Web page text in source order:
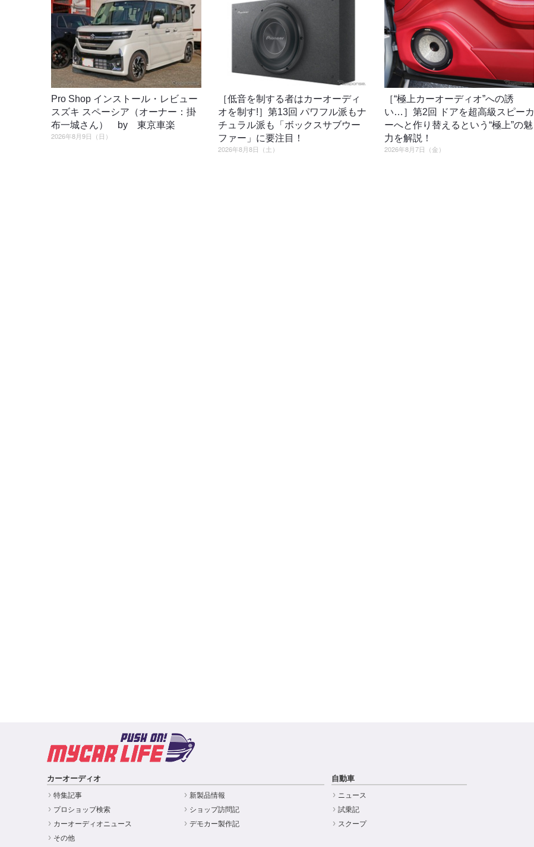
Pro Shop インストール・レビュー
スズキ スペーシア（オーナー：掛
布一城さん） by 東京車楽
2026年8月9日（日）
［低音を制する者はカーオーディ
オを制す!］第13回 パワフル派もナ
チュラル派も「ボックスサブウー
ファー」に要注目！
2026年8月8日（土）
［“極上カーオーディオ”への誘
い…］第2回 ドアを超高級スピーカ
ーへと作り替えるという“極上”の魅
力を解説！
2026年8月7日（金）
カーオーディオ
特集記事
新製品情報
プロショップ検索
ショップ訪問記
カーオーディオニュース
デモカー製作記
その他
自動車
ニュース
試乗記
スクープ